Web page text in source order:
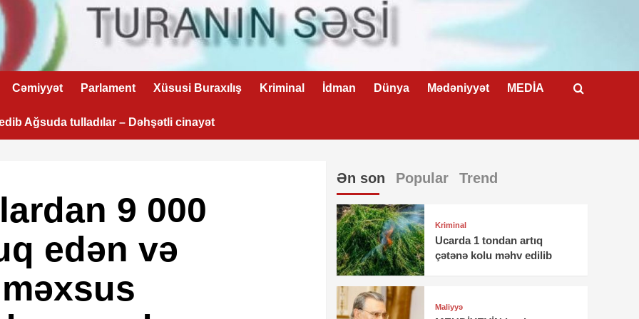
Cəmiyyət Parlament Xüsusi Buraxılış Kriminal İdman Dünya Mədəniyyət MEDİA
Ağsuda tulladılar – Dəhşətli cinayət
9 000
edən və
Ən son Popular Trend
Kriminal
Ucarda 1 tondan artıq
çətənə kolu məhv edilib
Maliyyə